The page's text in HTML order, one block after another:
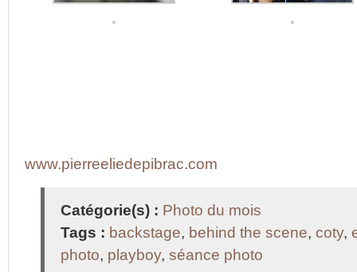
www.pierreeliedepibrac.com
Catégorie(s) : Photo du mois
Tags : backstage, behind the scene, coty,
photo, playboy, séance photo